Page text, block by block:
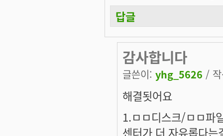
답글
감사합니다
글쓴이: yhg_5626 /
해결됫어요
1.ㅁㅁ디스크/ㅁㅁ파
센터가 더 자유롭다는